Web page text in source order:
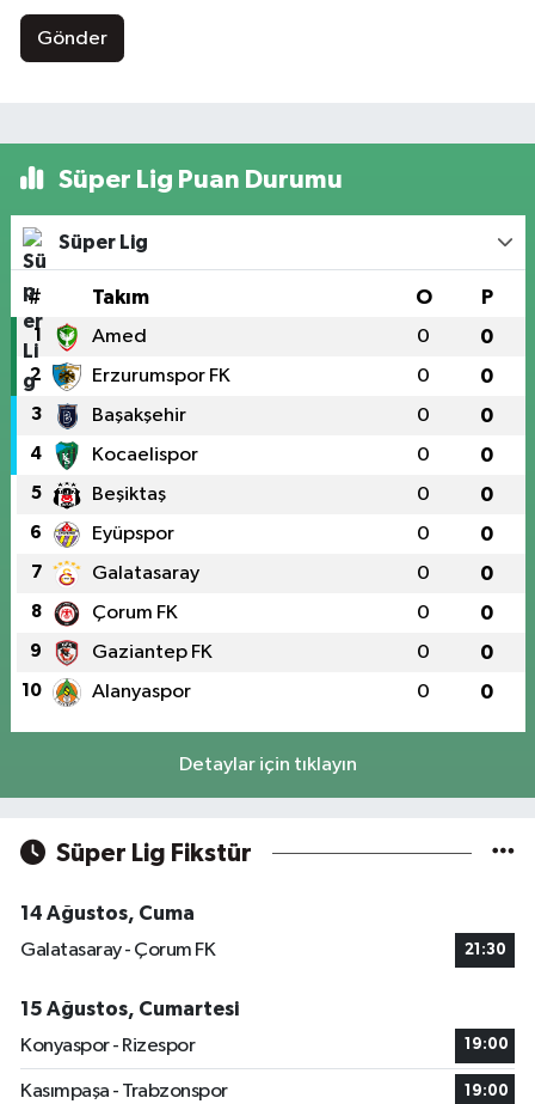
Gönder
Süper Lig Puan Durumu
Süper Lig
# Takım O P
1 Amed 0 0
2 Erzurumspor FK 0 0
3 Başakşehir 0 0
4 Kocaelispor 0 0
5 Beşiktaş 0 0
6 Eyüpspor 0 0
7 Galatasaray 0 0
8 Çorum FK 0 0
9 Gaziantep FK 0 0
10 Alanyaspor 0 0
Detaylar için tıklayın
Süper Lig Fikstür
14 Ağustos, Cuma
Galatasaray - Çorum FK
21:30
15 Ağustos, Cumartesi
Konyaspor - Rizespor
19:00
Kasımpaşa - Trabzonspor 19:00